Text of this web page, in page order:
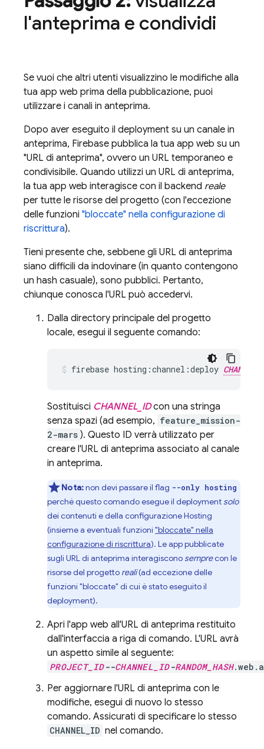
l'anteprima e condividi
Se vuoi che altri utenti visualizzino le modifiche alla
tua app web prima della pubblicazione, puoi
utilizzare i canali in anteprima.
Dopo aver eseguito il deployment su un canale in
anteprima, Firebase pubblica la tua app web su un
"URL di anteprima", ovvero un URL temporaneo e
condivisibile. Quando utilizzi un URL di anteprima,
la tua app web interagisce con il backend reale
per tutte le risorse del progetto (con l'eccezione
delle funzioni "bloccate" nella configurazione di
riscrittura).
Tieni presente che, sebbene gli URL di anteprima
siano difficili da indovinare (in quanto contengono
un hash casuale), sono pubblici. Pertanto,
chiunque conosca l'URL può accedervi.
Dalla directory principale del progetto
locale, esegui il seguente comando:
firebase hosting:channel:deploy
Sostituisci CHANNEL_IDcon una stringa
senza spazi (ad esempio, feature_mission-
2-mars ). Questo ID verrà utilizzato per
creare l'URL di anteprima associato al canale
in anteprima.
Nota:non devi passare il flag --only hosting
perché questo comando esegue il deployment solo
dei contenuti e della configurazioneHosting
(insieme a eventuali funzioni "bloccate" nella
configurazione di riscrittura). Le app pubblicate
sugli URL di anteprima interagiscono semprecon le
risorse del progetto reali(ad eccezione delle
funzioni "bloccate" di cui è stato eseguito il
deployment).
Apri l'app web all'URL di anteprima restituito
dall'interfaccia a riga di comando. L'URL avrà
un aspetto simile al seguente:
PROJECT_ID--CHANNEL_ID-RANDOM_HASH
Per aggiornare l'URL di anteprima con le
modifiche, esegui di nuovo lo stesso
comando. Assicurati di specificare lo stesso
CHANNEL_ID nel comando.